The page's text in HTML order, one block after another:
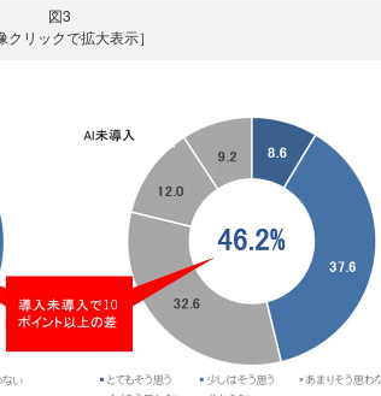
図3
クリックで拡大表示］